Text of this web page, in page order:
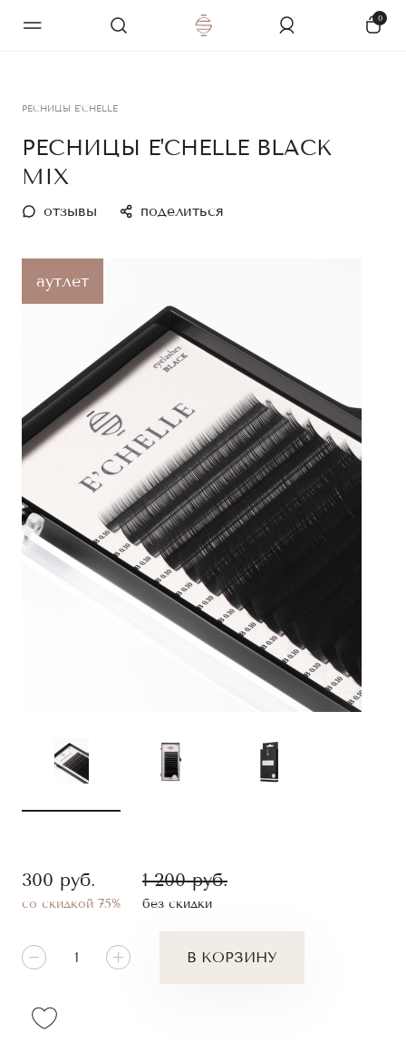
0
РЕСНИЦЫ E'CHELLE
РЕСНИЦЫ E'CHELLE BLACK
MIX
отзывы поделиться
аутлет
300 руб.
со скидкой 75%
1 200руб.
без скидки
В КОРЗИНУ